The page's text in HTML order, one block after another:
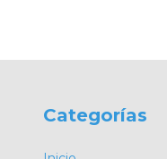
Categorías